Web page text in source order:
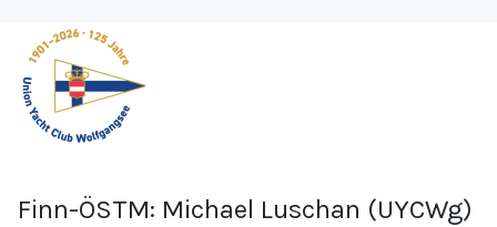
Finn-ÖSTM: Michael Luschan (UYCWg)